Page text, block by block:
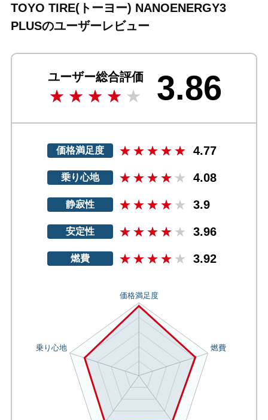
TOYO TIRE(トーヨー) NANOENERGY3
PLUSのユーザーレビュー
ユーザー総合評価 3.86
価格満足度 4.77
乗り心地 4.08
静寂性 3.9
安定性 3.96
燃費 3.92